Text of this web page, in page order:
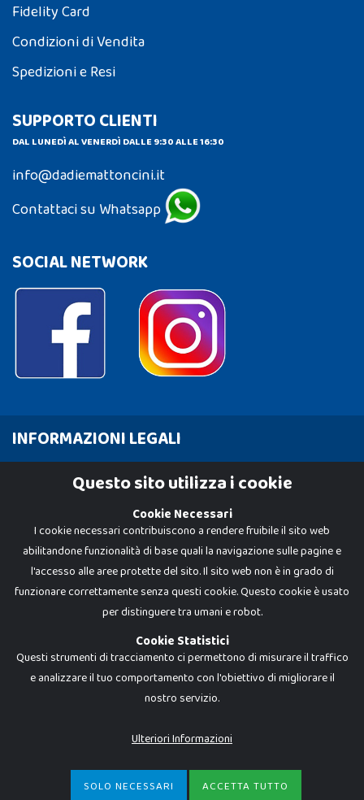
Fidelity Card
Condizioni di Vendita
Spedizioni e Resi
SUPPORTO CLIENTI
DAL LUNEDÌ AL VENERDÌ DALLE 9:30 ALLE 16:30
info@dadiemattoncini.it
Contattaci su Whatsapp
SOCIAL NETWORK
INFORMAZIONI LEGALI
Cookie Policy
Dadi e Mattoncini è un brand di Giocabene Srl. Ogni riproduzione o utilizzo non
I prezzi e le promozioni pubblicate potrebbero differire da quanto esposto in
P.IVA 02608090425 - REA AN201199 - C.S. 10.000 i.v.
Questo sito utilizza i cookie
Cookie Necessari
I cookie necessari contribuiscono a rendere fruibile il sito web
abilitandone funzionalità di base quali la navigazione sulle pagine e
l'accesso alle aree protette del sito. Il sito web non è in grado di
funzionare correttamente senza questi cookie. Questo cookie è usato
per distinguere tra umani e robot.
Cookie Statistici
Questi strumenti di tracciamento ci permettono di misurare il traffico
e analizzare il tuo comportamento con l'obiettivo di migliorare il
nostro servizio.
Ulteriori Informazioni
SOLO NECESSARI ACCETTA TUTTO